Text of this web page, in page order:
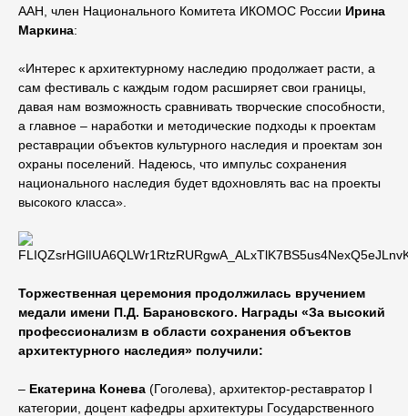
ААН, член Национального Комитета ИКОМОС России Ирина
Маркина:
«Интерес к архитектурному наследию продолжает расти, а
сам фестиваль с каждым годом расширяет свои границы,
давая нам возможность сравнивать творческие способности,
а главное – наработки и методические подходы к проектам
реставрации объектов культурного наследия и проектам зон
охраны поселений. Надеюсь, что импульс сохранения
национального наследия будет вдохновлять вас на проекты
высокого класса».
Торжественная церемония продолжилась вручением
медали имени П.Д. Барановского. Награды «За высокий
профессионализм в области сохранения объектов
архитектурного наследия» получили:
– Екатерина Конева (Гоголева), архитектор-реставратор I
категории, доцент кафедры архитектуры Государственного